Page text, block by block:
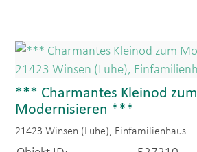
*** Charmantes Kleinod zum
Modernisieren ***
21423 Winsen (Luhe), Einfamilienhaus